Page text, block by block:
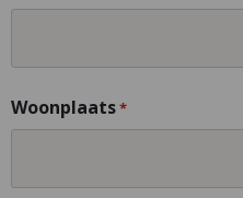
Woonplaats*